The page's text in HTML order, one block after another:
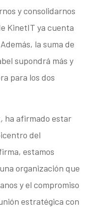
y consolidarnos
KinetIT ya cuenta
la suma de
supondrá más y
para los dos
, ha afirmado estar
del
estamos
organización que
y el compromiso
estratégica con